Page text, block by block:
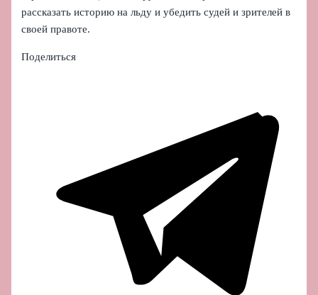
рассказать историю на льду и убедить судей и зрителей в
своей правоте.
Поделиться